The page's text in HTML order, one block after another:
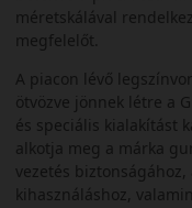
méretskálával
megfelelőt.
A piacon lévő
ötvözve jönnek létre a
és speciális kialakítást
alkotja meg a márka
vezetés
kihasználáshoz,